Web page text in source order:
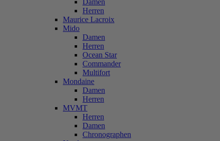
Damen
Herren
Maurice Lacroix
Mido
Damen
Herren
Ocean Star
Commander
Multifort
Mondaine
Damen
Herren
MVMT
Herren
Damen
Chronographen